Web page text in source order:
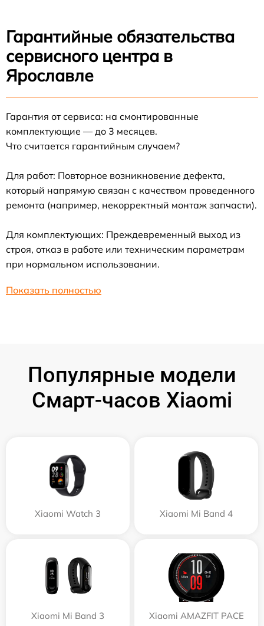
Гарантийные обязательства
сервисного центра в
Ярославле
Гарантия от сервиса: на смонтированные
комплектующие — до 3 месяцев.
Что считается гарантийным случаем?
Для работ: Повторное возникновение дефекта,
который напрямую связан с качеством проведенного
ремонта (например, некорректный монтаж запчасти).
Для комплектующих: Преждевременный выход из
строя, отказ в работе или техническим параметрам
при нормальном использовании.
Показать полностью
Популярные модели
Смарт-часов Xiaomi
Xiaomi Watch 3 Xiaomi Mi Band 4
Xiaomi Mi Band 3 Xiaomi AMAZFIT PACE